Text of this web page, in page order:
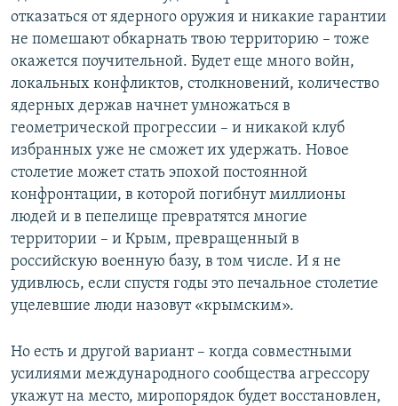
отказаться от ядерного оружия и никакие гарантии
не помешают обкарнать твою территорию – тоже
окажется поучительной. Будет еще много войн,
локальных конфликтов, столкновений, количество
ядерных держав начнет умножаться в
геометрической прогрессии – и никакой клуб
избранных уже не сможет их удержать. Новое
столетие может стать эпохой постоянной
конфронтации, в которой погибнут миллионы
людей и в пепелище превратятся многие
территории – и Крым, превращенный в
российскую военную базу, в том числе. И я не
удивлюсь, если спустя годы это печальное столетие
уцелевшие люди назовут «крымским».
Но есть и другой вариант – когда совместными
усилиями международного сообщества агрессору
укажут на место, миропорядок будет восстановлен,